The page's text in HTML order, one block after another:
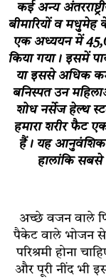
कई अन्य
बीमारियों व
एक अध्ययन में
किया गया। इसमें
या इससे अधिक
बनिस्पत उन
शोध नर्सेज हेल्थ
हमारा शरीर फैट
हैं। यह आनुवंशिक
हालांकि सबसे
अच्छे वजन वाले
पैकेट वाले भोजन से
परिश्रमी होना
और पूरी नींद भी